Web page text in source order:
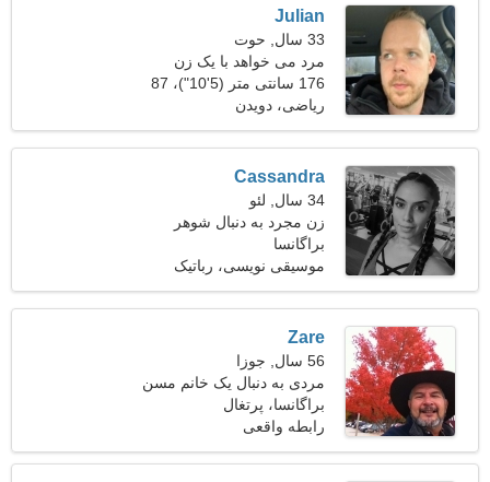
Julian
33 سال, حوت
مرد می خواهد با یک زن
ملاقات کند 26-30
176 سانتی متر (5'10")، 87
کیلوگرم (191 پوند)
ریاضی، دویدن
Cassandra
34 سال, لئو
زن مجرد به دنبال شوهر
براگانسا
موسیقی نویسی، رباتیک
Zare
56 سال, جوزا
مردی به دنبال یک خانم مسن
براگانسا، پرتغال
رابطه واقعی